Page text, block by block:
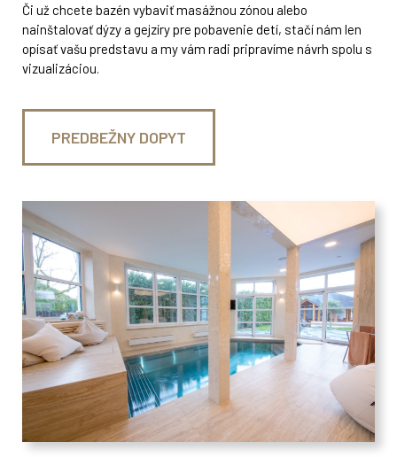
Či už chcete bazén vybaviť masážnou zónou alebo
nainštalovať dýzy a gejzíry pre pobavenie detí, stačí nám len
opísať vašu predstavu a my vám radi pripravíme návrh spolu s
vizualizáciou.
PREDBEŽNY DOPYT